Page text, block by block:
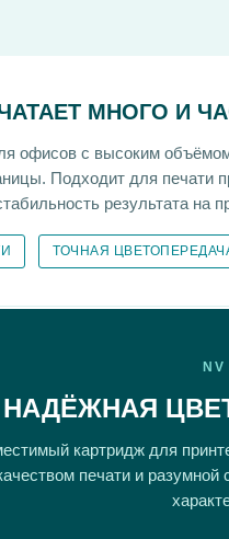
МНОГО И
офисов с высоким объёмом
Подходит для печати
результата на
ТОЧНАЯ
НАДЁЖНАЯ
картридж для
печати и